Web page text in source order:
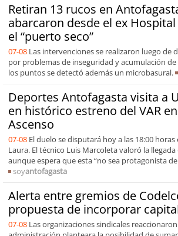
Retiran 13 rucos en
abarcaron desde el ex
el “puerto seco”
07-08 Las intervenciones se realizaron luego de
por problemas de inseguridad y acumulación
los puntos se detectó además un microbasural.
Deportes Antofagasta visita a
en histórico estreno del VAR
Ascenso
07-08 El duelo se disputará hoy a las 18:00
Laura. El técnico Luis Marcoleta valoró la
aunque espera que esta “no sea protagonista
soyantofagasta
Alerta entre gremios de
propuesta de incorporar
07-08 Las organizaciones sindicales